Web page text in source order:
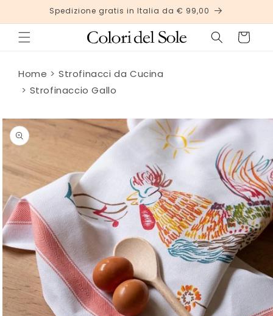
direttamente
ai contenuti
Spedizione gratis in Italia da € 99,00
Carrello
Home
Strofinacci da Cucina
Strofinaccio Gallo
informazioni
sul
prodotto